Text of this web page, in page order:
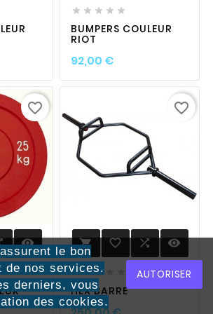
le bon
de nos services.
derniers, vous
des cookies.
AUTORISER
    
BUMPERS COULEUR
RIOT
92,00 €Prix
visibility
favorite_border
 favorite_border  visibility

HEX BARRE
Prix
favorite_border